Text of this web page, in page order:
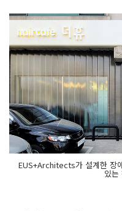
EUS+Architects가 설계한 장
있는